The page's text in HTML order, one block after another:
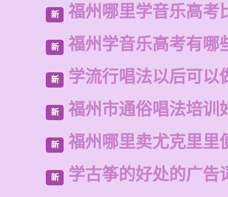
新 福州哪里学音乐高考
新 福州学音乐高考有哪
新 学流行唱法以后可以
新 福州市通俗唱法培训
新 福州哪里卖尤克里里
新 学古筝的好处的广告